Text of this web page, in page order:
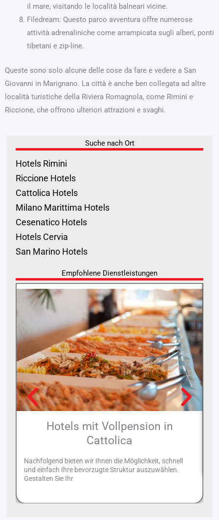
il mare, visitando le località balneari vicine.
Filedream: Questo parco avventura offre numerose
attività adrenaliniche come arrampicata sugli alberi, ponti
tibetani e zip-line.
Queste sono solo alcune delle cose da fare e vedere a San
Giovanni in Marignano. La città è anche ben collegata ad altre
località turistiche della Riviera Romagnola, come Rimini e
Riccione, che offrono ulteriori attrazioni e svaghi.
Suche nach Ort
Hotels Rimini
Riccione Hotels
Cattolica Hotels
Milano Marittima Hotels
Cesenatico Hotels
Hotels Cervia
San Marino Hotels
Empfohlene Dienstleistungen
Hotels mit Vollpension in
Cattolica
Nachfolgend bieten wir Ihnen die Möglichkeit, schnell
und einfach Ihre bevorzugte Struktur auszuwählen.
Gestalten Sie Ihr